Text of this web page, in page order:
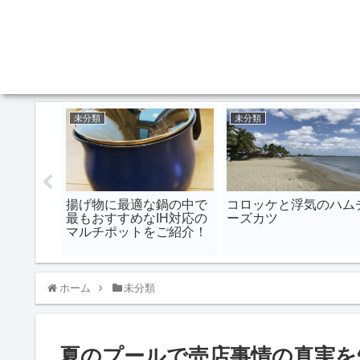
未分類
揚げ物に最適な鍋の中で
最もおすすめなIH対応の
マルチポットをご紹介！
未分類
コロッケと浮気のハム
ーズカツ
ホーム 未分類